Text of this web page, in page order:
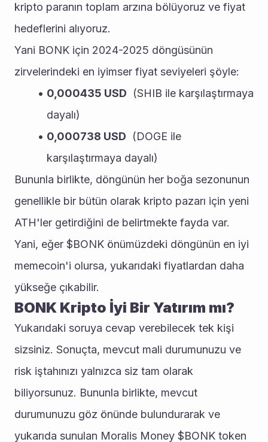
kripto paranın toplam arzına bölüyoruz ve fiyat
hedeflerini alıyoruz.
Yani BONK için 2024-2025 döngüsünün
zirvelerindeki en iyimser fiyat seviyeleri şöyle:
0,000435 USD (SHIB ile karşılaştırmaya
dayalı)
0,000738 USD (DOGE ile
karşılaştırmaya dayalı)
Bununla birlikte, döngünün her boğa sezonunun
genellikle bir bütün olarak kripto pazarı için yeni
ATH'ler getirdiğini de belirtmekte fayda var.
Yani, eğer $BONK önümüzdeki döngünün en iyi
memecoin'i olursa, yukarıdaki fiyatlardan daha
yükseğe çıkabilir.
BONK Kripto İyi Bir Yatırım mı?
Yukarıdaki soruya cevap verebilecek tek kişi
sizsiniz. Sonuçta, mevcut mali durumunuzu ve
risk iştahınızı yalnızca siz tam olarak
biliyorsunuz. Bununla birlikte, mevcut
durumunuzu göz önünde bulundurarak ve
yukarıda sunulan Moralis Money $BONK token